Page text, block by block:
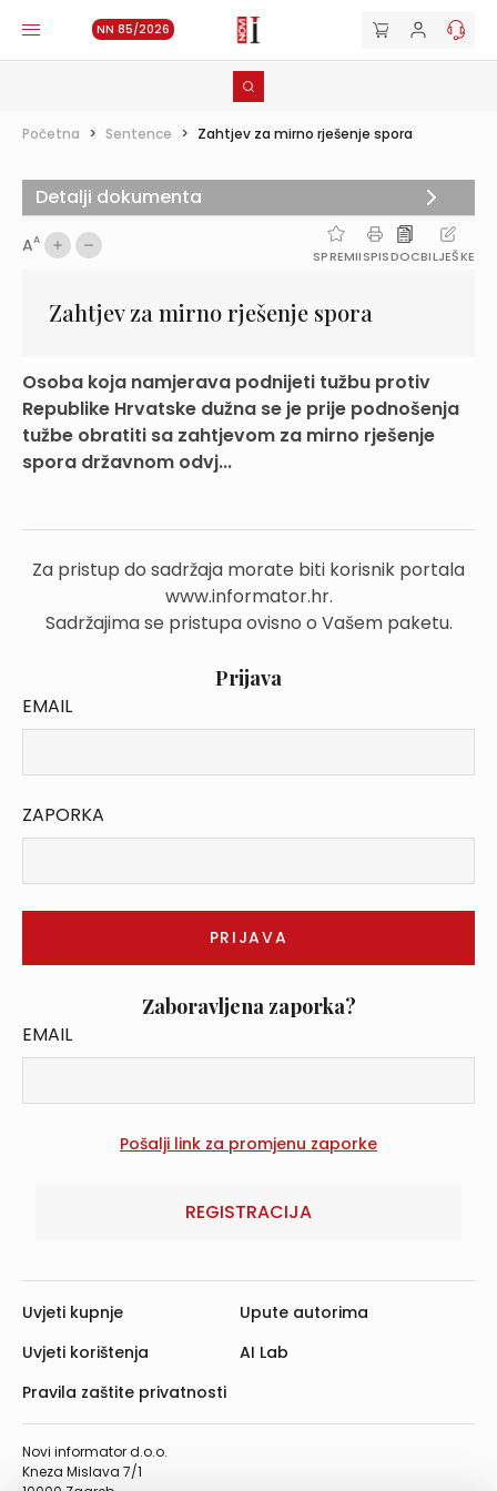
NN 85/2026
Početna > Sentence > Zahtjev za mirno rješenje spora
AA
SPREMIISPISDOCBILJEŠKE
Zahtjev za mirno rješenje spora
Osoba koja namjerava podnijeti tužbu protiv
Republike Hrvatske dužna se je prije podnošenja
tužbe obratiti sa zahtjevom za mirno rješenje
spora državnom odvj...
Za pristup do sadržaja morate biti korisnik portala
www.informator.hr.
Sadržajima se pristupa ovisno o Vašem paketu.
Prijava
EMAIL
ZAPORKA
Zaboravljena zaporka?
EMAIL
REGISTRACIJA
Detalji dokumenta
Novi informator d.o.o.
Kneza Mislava 7/1
Uvjeti kupnje
Uvjeti korištenja
Pravila zaštite privatnosti
Upute autorima
AI Lab